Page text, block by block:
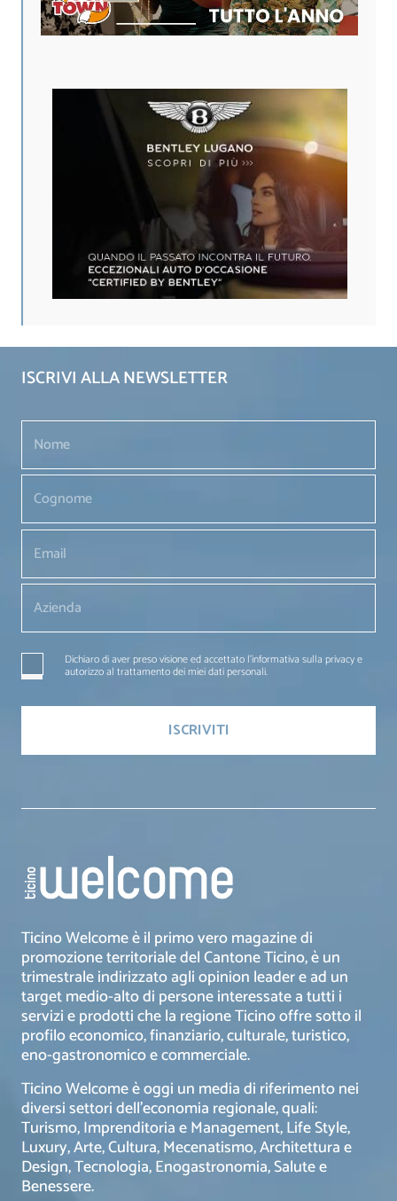
ISCRIVI ALLA NEWSLETTER
Dichiaro di aver preso visione ed accettato l'informativa sulla privacy e
autorizzo al trattamento dei miei dati personali.
Ticino Welcome è il primo vero magazine di
promozione territoriale del Cantone Ticino, è un
trimestrale indirizzato agli opinion leader e ad un
target medio-alto di persone interessate a tutti i
servizi e prodotti che la regione Ticino offre sotto il
profilo economico, finanziario, culturale, turistico,
eno-gastronomico e commerciale.
Ticino Welcome è oggi un media di riferimento nei
diversi settori dell’economia regionale, quali:
Turismo, Imprenditoria e Management, Life Style,
Luxury, Arte, Cultura, Mecenatismo, Architettura e
Design, Tecnologia, Enogastronomia, Salute e
Benessere.